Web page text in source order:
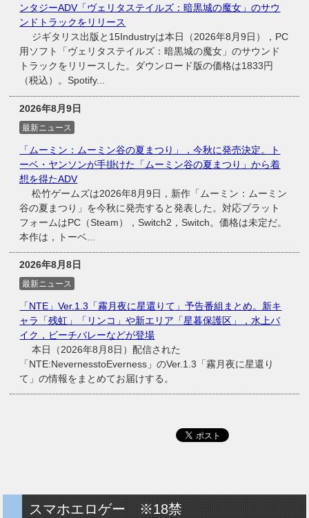
ンタジーADV「ヴェリタステイルズ：暗黒城の魔女」のサウ
ンドトラックをリリース
ジギタリス出版と15Industryは本日（2026年8月9日），PC
用ソフト「ヴェリタステイルズ：暗黒城の魔女」のサウンド
トラックをリリースした。ダウンロード版の価格は1833円
（税込）。Spotify...
2026年8月9日
最新ニュース
「ムーミン：ムーミン谷の夏まつり」，今秋に発売決定。ト
ーベ・ヤンソンが手掛けた「ムーミン谷の夏まつり」から着
想を得たADV
松竹ゲームズは2026年8月9日，新作「ムーミン：ムーミン
谷の夏まつり」を今秋に発売すると発表した。対応プラット
フォームはPC（Steam），Switch2，Switch。価格は未定だ。
本作は，トーベ...
2026年8月8日
最新ニュース
「NTE」Ver.1.3「霧月夜に星還りて」予告番組まとめ。新キ
ャラ「残虹」「リンコ」や新エリア「星暮保護区」，水上バ
イク，ビーチバレーなどが登場
本日（2026年8月8日）配信された
「NTE:NevernesstoEverness」のVer.1.3「霧月夜に星還り
て」の情報をまとめてお届けする。
スマホエロゲー ※18禁